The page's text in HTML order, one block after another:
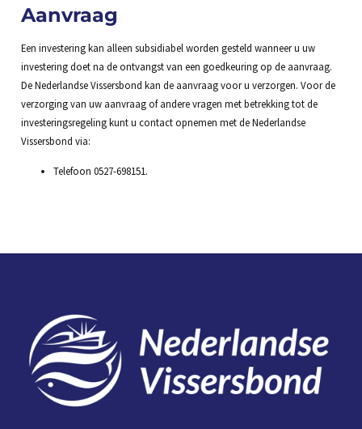
Aanvraag
Een investering kan alleen subsidiabel worden gesteld wanneer u uw
investering doet na de ontvangst van een goedkeuring op de aanvraag.
De Nederlandse Vissersbond kan de aanvraag voor u verzorgen. Voor de
verzorging van uw aanvraag of andere vragen met betrekking tot de
investeringsregeling kunt u contact opnemen met de Nederlandse
Vissersbond via:
Telefoon 0527-698151.